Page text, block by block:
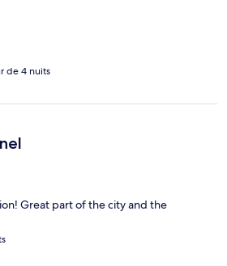
de 4 nuits
Great part of the city and the